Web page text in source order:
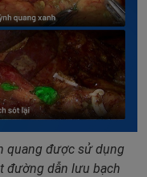
quang được sử dụng
đường dẫn lưu bạch